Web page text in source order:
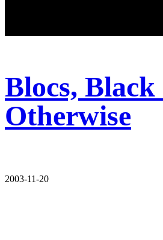
Blocs, Black
Otherwise
2003-11-20